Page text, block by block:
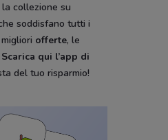
collezione su
soddisfano tutti i
offerte, le
Scarica qui l’app di
del tuo risparmio!